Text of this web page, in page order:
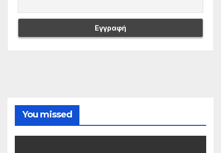
You missed